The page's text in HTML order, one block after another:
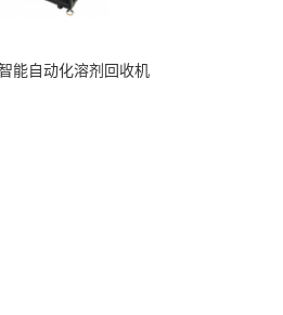
能自动化溶剂回收机